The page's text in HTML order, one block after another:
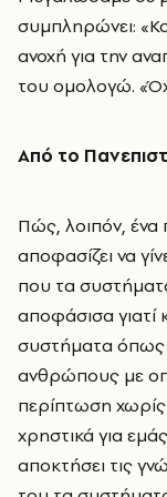
συμπληρώνει:
ανοχή για την
του ομολογώ.
Από το
Πώς, λοιπόν, ένα
αποφασίζει να
που τα
αποφάσισα γιατί
συστήματα όπως
ανθρώπους με
περίπτωση
χρηστικά για
αποκτήσει τις